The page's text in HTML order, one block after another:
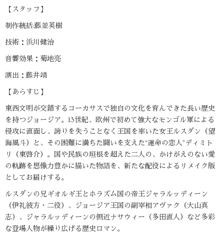
【スタッフ】
制作統括:藤並英樹
技術：浜川健治
音響効果：菊地亮
演出：藤井靖
【あらすじ】
東西文明が交錯するコーカサスで独自の文化を育んできた長い歴史
を持つジョージア。13世紀、欧州で初めて強大なモンゴル軍による
侵攻に直面し、誇りを失うことなく王国を率いた女王ルスダン（望
海風斗）と、その困難に満ちた闘いを支えた“運命の恋人”ディミト
リ（東啓介）。国や民族の垣根を超えた二人の、かけがえのない愛
の軌跡を想像力豊かに描いた物語を、新たな配役によるリメイク版
としてお届けする。
ルスダンの兄ギオルギ王とホラズム国の帝王ジャラルッディーン
（伊礼彼方・二役）、ジョージア王国の副宰相アヴァク（大山真
志）、ジャラルッディーンの側近ナサウィー（多田直人）など多彩
な登場人物が繰り広げる歴史ロマン。